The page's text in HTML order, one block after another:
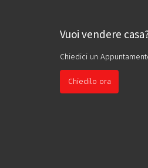
e
Vuoi vendere
Chiedici un
Chiedilo ora